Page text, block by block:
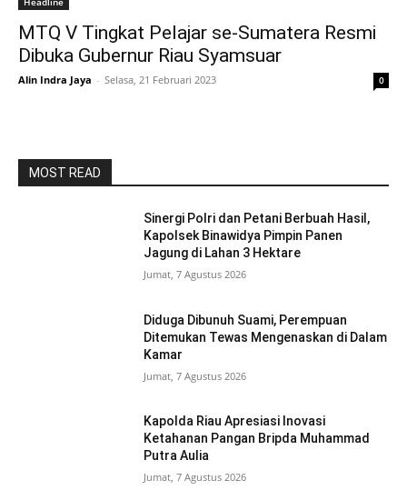
MTQ V Tingkat Pelajar se-Sumatera Resmi
Dibuka Gubernur Riau Syamsuar
Alin Indra Jaya - Selasa, 21 Februari 2023 0
MOST READ
Sinergi Polri dan Petani Berbuah Hasil,
Kapolsek Binawidya Pimpin Panen
Jagung di Lahan 3 Hektare
Jumat, 7 Agustus 2026
Diduga Dibunuh Suami, Perempuan
Ditemukan Tewas Mengenaskan di Dalam
Kamar
Jumat, 7 Agustus 2026
Kapolda Riau Apresiasi Inovasi
Ketahanan Pangan Bripda Muhammad
Putra Aulia
Jumat, 7 Agustus 2026